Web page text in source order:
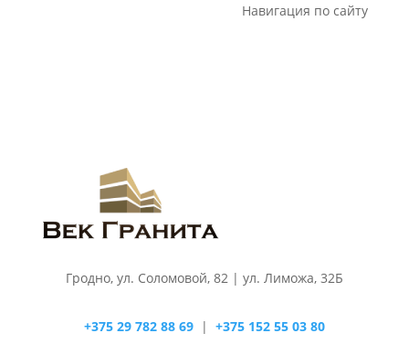
Навигация по сайту
Гродно, ул. Соломовой, 82 | ул. Лиможа, 32Б
+375 29 782 88 69| +375 152 55 03 80